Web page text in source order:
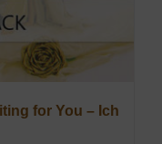
for You – Ich